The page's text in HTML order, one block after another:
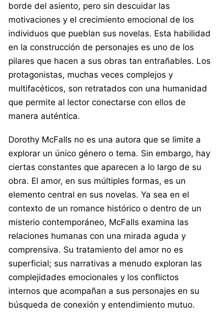
borde del asiento, pero sin descuidar las
motivaciones y el crecimiento emocional de los
individuos que pueblan sus novelas. Esta habilidad
en la construcción de personajes es uno de los
pilares que hacen a sus obras tan entrañables. Los
protagonistas, muchas veces complejos y
multifacéticos, son retratados con una humanidad
que permite al lector conectarse con ellos de
manera auténtica.
Dorothy McFalls no es una autora que se limite a
explorar un único género o tema. Sin embargo, hay
ciertas constantes que aparecen a lo largo de su
obra. El amor, en sus múltiples formas, es un
elemento central en sus novelas. Ya sea en el
contexto de un romance histórico o dentro de un
misterio contemporáneo, McFalls examina las
relaciones humanas con una mirada aguda y
comprensiva. Su tratamiento del amor no es
superficial; sus narrativas a menudo exploran las
complejidades emocionales y los conflictos
internos que acompañan a sus personajes en su
búsqueda de conexión y entendimiento mutuo.